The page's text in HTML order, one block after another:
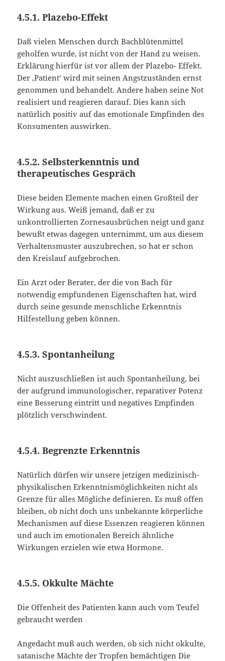
4.5.1. Plazebo-Effekt
Daß vielen Menschen durch Bachblütenmittel
geholfen wurde, ist nicht von der Hand zu weisen.
Erklärung hierfür ist vor allem der Plazebo- Effekt.
Der ‚Patient‘ wird mit seinen Angstzuständen ernst
genommen und behandelt. Andere haben seine Not
realisiert und reagieren darauf. Dies kann sich
natürlich positiv auf das emotionale Empfinden des
Konsumenten auswirken.
4.5.2. Selbsterkenntnis und
therapeutisches Gespräch
Diese beiden Elemente machen einen Großteil der
Wirkung aus. Weiß jemand, daß er zu
unkontrollierten Zornesausbrüchen neigt und ganz
bewußt etwas dagegen unternimmt, um aus diesem
Verhaltensmuster auszubrechen, so hat er schon
den Kreislauf aufgebrochen.
Ein Arzt oder Berater, der die von Bach für
notwendig empfundenen Eigenschaften hat, wird
durch seine gesunde menschliche Erkenntnis
Hilfestellung geben können.
4.5.3. Spontanheilung
Nicht auszuschließen ist auch Spontanheilung, bei
der aufgrund immunologischer, reparativer Potenz
eine Besserung eintritt und negatives Empfinden
plötzlich verschwindent.
4.5.4. Begrenzte Erkenntnis
Natürlich dürfen wir unsere jetzigen medizinisch-
physikalischen Erkenntnismöglichkeiten nicht als
Grenze für alles Mögliche definieren. Es muß offen
bleiben, ob nicht doch uns unbekannte körperliche
Mechanismen auf diese Essenzen reagieren können
und auch im emotionalen Bereich ähnliche
Wirkungen erzielen wie etwa Hormone.
4.5.5. Okkulte Mächte
Die Offenheit des Patienten kann auch vom Teufel
gebraucht werden
Angedacht muß auch werden, ob sich nicht okkulte,
satanische Mächte der Tropfen bemächtigen Die